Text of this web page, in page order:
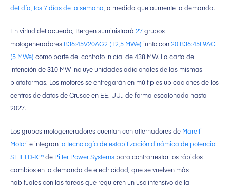
del día, los 7 días de la semana , a medida que aumente la demanda.
En virtud del acuerdo, Bergen suministrará 27grupos
motogeneradores B36:45V20AG2 (12,5 MWe) junto con20 B36:45L9AG
(5 MWe) como parte del contrato inicial de 438 MW. La carta de
intención de 310 MW incluye unidades adicionales de las mismas
plataformas. Los motores se entregarán en múltiples ubicaciones de los
centros de datos de Crusoe en EE. UU., de forma escalonada hasta
2027.
Los grupos motogeneradores cuentan con alternadores de Marelli
Motori e integran la tecnología de estabilización dinámica de potencia
SHIELD-X™de Piller Power Systems para contrarrestar los rápidos
cambios en la demanda de electricidad, que se vuelven más
habituales con las tareas que requieren un uso intensivo de la